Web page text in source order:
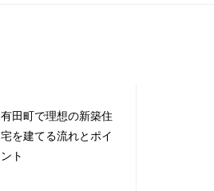
有田町で理想の新築住
宅を建てる流れとポイ
ント